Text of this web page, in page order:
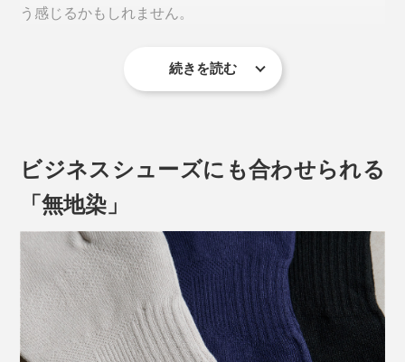
う感じるかもしれません。
理由のひとつは、素材への徹底したこだわり。一般的な
和紙は弾力性に欠けるものの、優れた調湿性とサラリと
した肌ざわりが魅力。汗や湿気を吸っては逃がすため、
続きを読む
ビジネスシューズにも合わせられる
「無地染」